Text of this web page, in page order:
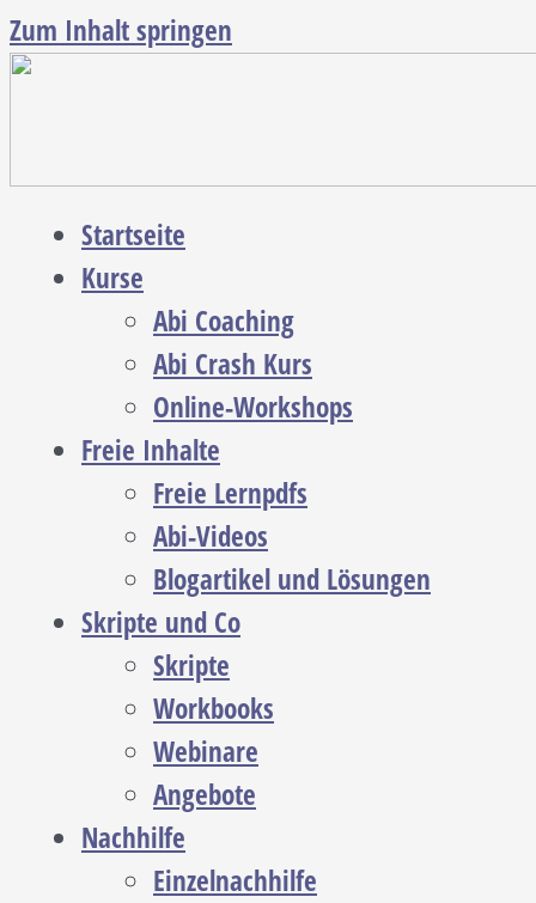
Zum Inhalt springen
Startseite
Kurse
Abi Coaching
Abi Crash Kurs
Online-Workshops
Freie Inhalte
Freie Lernpdfs
Abi-Videos
Blogartikel und Lösungen
Skripte und Co
Skripte
Workbooks
Webinare
Angebote
Nachhilfe
Einzelnachhilfe